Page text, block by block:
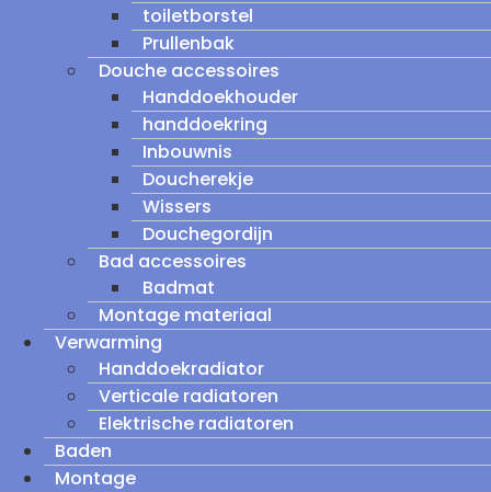
toiletborstel
Prullenbak
Douche accessoires
Handdoekhouder
handdoekring
Inbouwnis
Doucherekje
Wissers
Douchegordijn
Bad accessoires
Badmat
Montage materiaal
Verwarming
Handdoekradiator
Verticale radiatoren
Elektrische radiatoren
Baden
Montage